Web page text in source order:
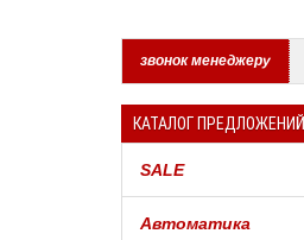
звонок менеджеру
КАТАЛОГ ПРЕДЛОЖЕНИЙ
SALE
Автоматика